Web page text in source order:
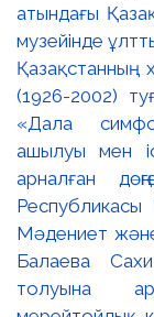
атындағы
музейінде
(1926-2002)
«Дала
ашылуы мен
арналған
Республикасы
Мәдениет
Балаева
толуына